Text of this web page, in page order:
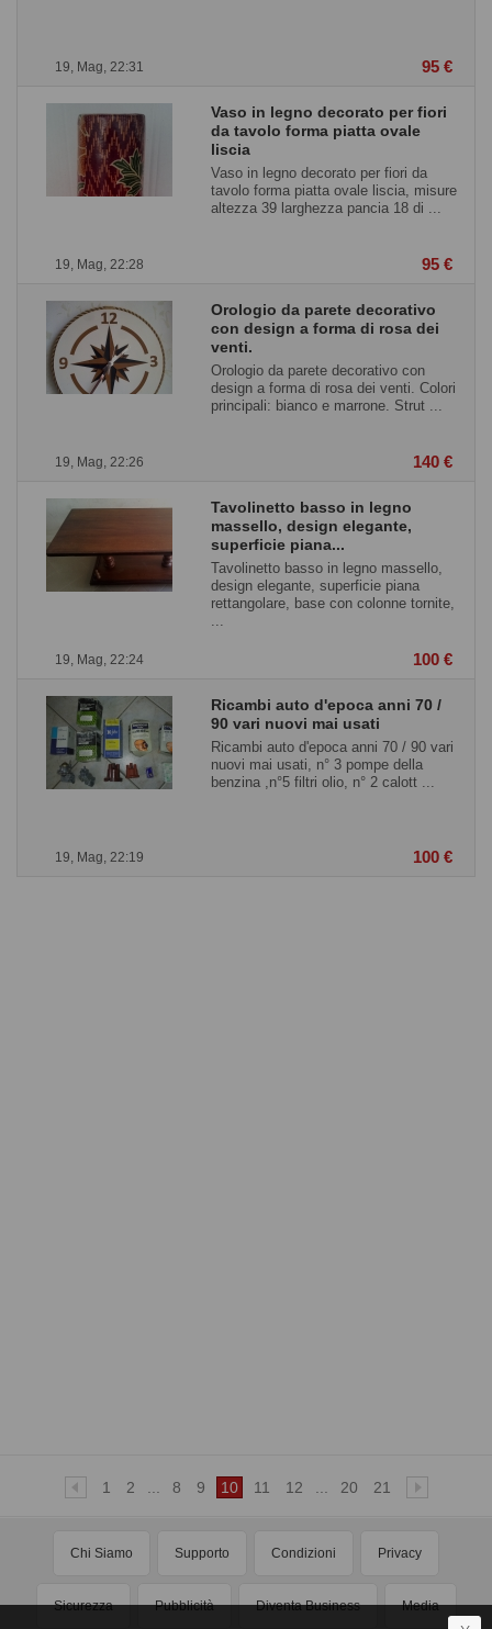
19, Mag, 22:31 95 €
19, Mag, 22:28
Vaso in legno decorato per fiori
da tavolo forma piatta ovale
liscia
Vaso in legno decorato per fiori da
tavolo forma piatta ovale liscia, misure
altezza 39 larghezza pancia 18 di ...
95 €
19, Mag, 22:26
Orologio da parete decorativo
con design a forma di rosa dei
venti.
Orologio da parete decorativo con
design a forma di rosa dei venti. Colori
principali: bianco e marrone. Strut ...
140 €
19, Mag, 22:24
Tavolinetto basso in legno
massello, design elegante,
superficie piana...
Tavolinetto basso in legno massello,
design elegante, superficie piana
rettangolare, base con colonne tornite,
...
100 €
19, Mag, 22:19
Ricambi auto d'epoca anni 70 /
90 vari nuovi mai usati
Ricambi auto d'epoca anni 70 / 90 vari
nuovi mai usati, n° 3 pompe della
benzina ,n°5 filtri olio, n° 2 calott ...
100 €
1 2 8 9 10 11 12 20 21
Chi Siamo Supporto Condizioni Privacy
Sicurezza Pubblicità Diventa Business Media